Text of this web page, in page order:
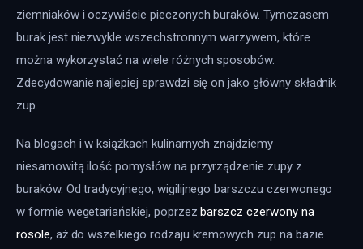
ziemniaków i oczywiście pieczonych buraków. Tymczasem
burak jest niezwykle wszechstronnym warzywem, które
można wykorzystać na wiele różnych sposobów.
Zdecydowanie najlepiej sprawdzi się on jako główny składnik
zup.
Na blogach i w książkach kulinarnych znajdziemy
niesamowitą ilość pomysłów na przyrządzenie zupy z
buraków. Od tradycyjnego, wigilijnego barszczu czerwonego
w formie wegetariańskiej, poprzez barszcz czerwony na
rosole, aż do wszelkiego rodzaju kremowych zup na bazie